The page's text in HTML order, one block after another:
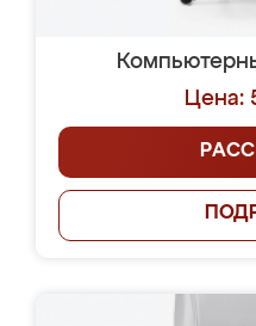
Цена: